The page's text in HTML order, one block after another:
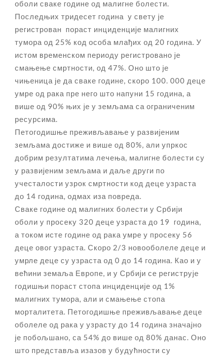
оболи сваке године од малигне болести.
Последњих тридесет година у свету је
регистрован пораст инциденције малигних
тумора од 25% код особа млађих од 20 година. У
истом временском периоду регистровано је
смањење смртности, од 47%. Оно што је
чињеница је да сваке године, скоро 100. 000 деце
умре од рака пре него што напуни 15 година, а
више од 90% њих је у земљама са ограниченим
ресурсима.
Петогодишње преживљавање у развијеним
земљама достиже и више од 80%, али упркос
добрим резултатима лечења, малигне болести су
у развијеним земљама и даље други по
учесталости узрок смртности код деце узраста
до 14 година, одмах иза повреда.
Сваке године од малигних болести у Србији
оболи у просеку 320 деце узраста до 19 година,
а током исте године од рака умре у просеку 56
деце овог узраста. Скоро 2/3 новооболеле деце и
умрле деце су узраста од 0 до 14 година. Као и у
већини земаља Европе, и у Србији се региструје
годишњи пораст стопа инциденције од 1%
малигних тумора, али и смањење стопа
морталитета. Петогодишње преживљавање деце
оболеле од рака у узрасту до 14 година значајно
је побољшано, са 54% до више од 80% данас. Оно
што представља изазов у будућности су